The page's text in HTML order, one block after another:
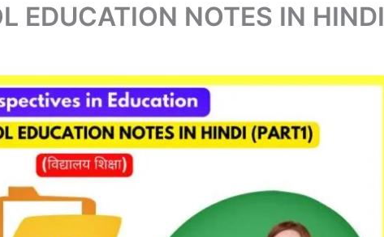
EDUCATION NOTES IN HINDI